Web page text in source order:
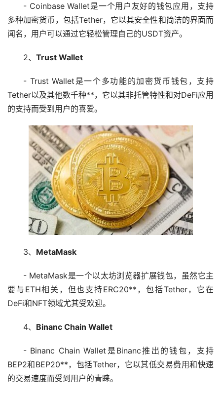
- Coinbase Wallet是一个用户友好的钱包应用，支持
多种加密货币 ，包括Tether，它以其安全性和简洁的界面而
闻名，用户可以通过它轻松管理自己的USDT资产。
2、 Trust Wallet
- Trust Wallet是一个多功能的加密货币钱包，支持
Tether以及其他数千种**，它以其非托管特性和对DeFi应用
的支持而受到用户的喜爱。
3、 MetaMask
- MetaMask是一个以太坊浏览器扩展钱包，虽然它主
要与ETH相关，但也支持ERC20**，包括Tether，它在
DeFi和NFT领域尤其受欢迎。
4、 Binanc Chain Wallet
- Binanc Chain Wallet是Binanc推出的钱包，支持
BEP2和BEP20**，包括Tether，它以其低交易费用和快速
的交易速度而受到用户的青睐。